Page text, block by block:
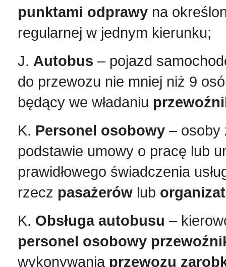
punktami odprawy na
regularnej w jednym kierunku;
J. Autobus – pojazd
do przewozu nie mniej niż 9
będący we władaniu
K. Personel osobowy – osoby
podstawie umowy o pracę lub
prawidłowego świadczenia
rzecz pasażerów lub
K. Obsługa autobusu –
personel osobowy
wykonywania przewozu